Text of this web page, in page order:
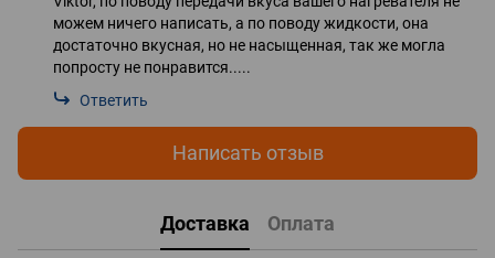
можем ничего написать, а по поводу жидкости, она
достаточно вкусная, но не насыщенная, так же могла
попросту не понравится.....
Ответить
Написать отзыв
Доставка Оплата